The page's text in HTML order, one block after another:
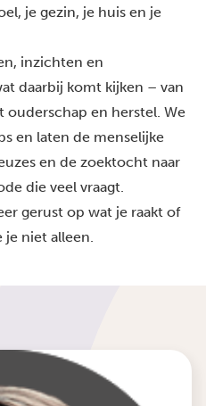
je gezin, je huis en je
inzichten en
daarbij komt kijken – van
en herstel. We
en laten de menselijke
en de zoektocht naar
die veel vraagt.
gerust op wat je raakt of
niet alleen.